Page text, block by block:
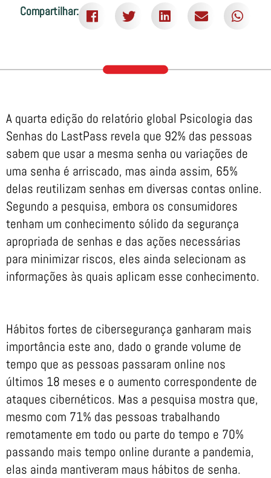
Compartilhar:
A quarta edição do relatório global Psicologia das
Senhas do LastPass revela que 92% das pessoas
sabem que usar a mesma senha ou variações de
uma senha é arriscado, mas ainda assim, 65%
delas reutilizam senhas em diversas contas online.
Segundo a pesquisa, embora os consumidores
tenham um conhecimento sólido da segurança
apropriada de senhas e das ações necessárias
para minimizar riscos, eles ainda selecionam as
informações às quais aplicam esse conhecimento.
Hábitos fortes de cibersegurança ganharam mais
importância este ano, dado o grande volume de
tempo que as pessoas passaram online nos
últimos 18 meses e o aumento correspondente de
ataques cibernéticos. Mas a pesquisa mostra que,
mesmo com 71% das pessoas trabalhando
remotamente em todo ou parte do tempo e 70%
passando mais tempo online durante a pandemia,
elas ainda mantiveram maus hábitos de senha.